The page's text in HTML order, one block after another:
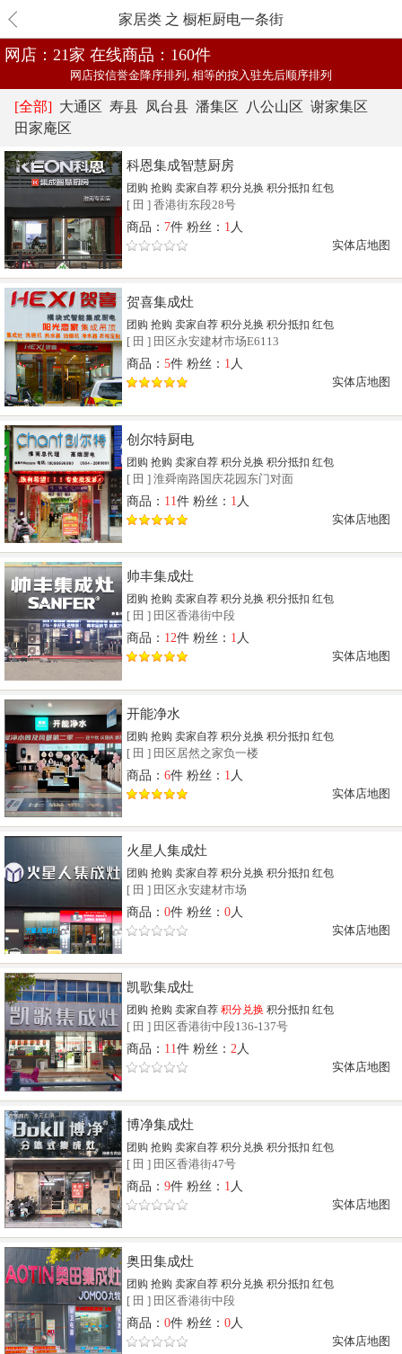
家居类 之 橱柜厨电一条街
网店：21家 在线商品：160件
网店按信誉金降序排列, 相等的按入驻先后顺序排列
[全部] 大通区 寿县 凤台县 潘集区 八公山区 谢家集区
田家庵区
科恩集成智慧厨房
团购 抢购 卖家自荐 积分兑换 积分抵扣 红包
[ 田 ]香港街东段28号
商品： 7件 粉丝： 1 人
实体店地图
贺喜集成灶
团购 抢购 卖家自荐 积分兑换 积分抵扣 红包
[ 田 ] 田区永安建材市场E6113
商品：5件 粉丝： 1 人
实体店地图
创尔特厨电
团购 抢购 卖家自荐 积分兑换 积分抵扣 红包
[ 田 ]淮舜南路国庆花园东门对面
商品： 11件 粉丝： 1 人
实体店地图
帅丰集成灶
团购 抢购 卖家自荐 积分兑换 积分抵扣 红包
[ 田 ] 田区香港街中段
商品： 12件 粉丝： 1 人
实体店地图
开能净水
团购 抢购 卖家自荐 积分兑换 积分抵扣 红包
[ 田 ] 田区居然之家负一楼
商品：6件 粉丝： 1 人
实体店地图
火星人集成灶
团购 抢购 卖家自荐 积分兑换 积分抵扣 红包
[ 田 ] 田区永安建材市场
商品：0件 粉丝：0 人
实体店地图
凯歌集成灶
团购 抢购 卖家自荐 积分兑换 积分抵扣 红包
[ 田 ] 田区香港街中段136-137号
商品： 11件 粉丝：2人
实体店地图
博净集成灶
团购 抢购 卖家自荐 积分兑换 积分抵扣 红包
[ 田 ] 田区香港街47号
商品：9件 粉丝： 1 人
实体店地图
奥田集成灶
团购 抢购 卖家自荐 积分兑换 积分抵扣 红包
[ 田 ] 田区香港街中段
商品：0件 粉丝：0人
实体店地图